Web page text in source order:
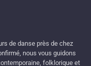
de danse près de chez
nous vous guidons
folklorique et